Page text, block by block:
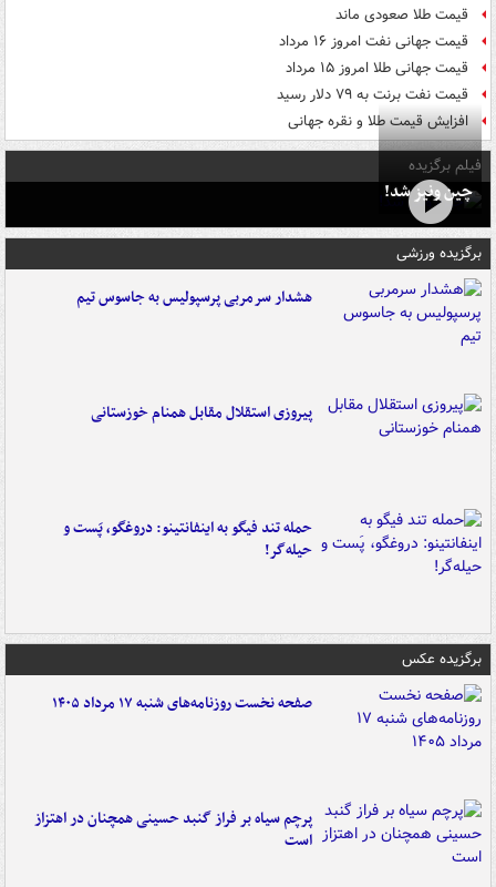
قیمت طلا صعودی ماند
قیمت جهانی نفت امروز ۱۶ مرداد
قیمت جهانی طلا امروز ۱۵ مرداد
قیمت نفت برنت به ۷۹ دلار رسید
افزایش قیمت طلا و نقره جهانی
فیلم برگزیده
چین ونیز شد!
برگزیده ورزشی
هشدار سرمربی پرسپولیس به جاسوس تیم
پیروزی استقلال مقابل همنام خوزستانی
حمله تند فیگو به اینفانتینو: دروغگو، پَست‌ و
حیله‌گر!
برگزیده عکس
صفحه نخست روزنامه‌های شنبه ۱۷ مرداد ۱۴۰۵
پرچم سیاه بر فراز گنبد حسینی همچنان در اهتزاز
است